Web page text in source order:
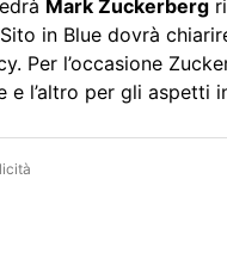
Mark Zuckerberg
in Blue dovrà
Per l’occasione
l’altro per gli aspetti